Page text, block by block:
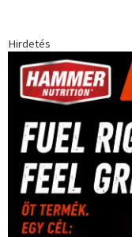
Hirdetés